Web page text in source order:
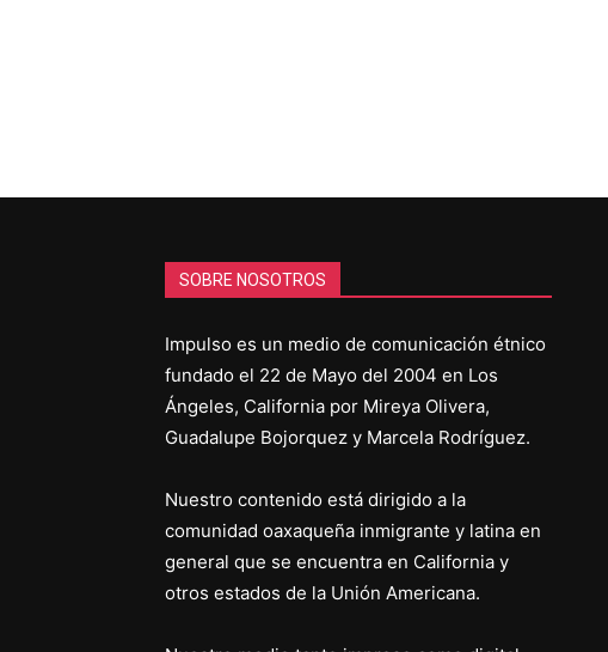
SOBRE NOSOTROS
Impulso es un medio de comunicación étnico
fundado el 22 de Mayo del 2004 en Los
Ángeles, California por Mireya Olivera,
Guadalupe Bojorquez y Marcela Rodríguez.
Nuestro contenido está dirigido a la
comunidad oaxaqueña inmigrante y latina en
general que se encuentra en California y
otros estados de la Unión Americana.